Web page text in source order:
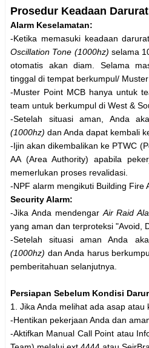
Prosedur Keadaan
Alarm Keselamatan:
-Ketika memasuki keadaan
Oscillation Tone (1000hz) selama
otomatis akan diam. Selama
tinggal di tempat berkumpul/
-Muster Point MCB hanya untuk
team untuk berkumpul di West &
-Setelah situasi aman, Anda
(1000hz) dan Anda dapat kembali
-Ijin akan dikembalikan ke PTWC
AA (Area Authority) apabila
memerlukan proses revalidasi.
-NPF alarm mengikuti Building Fire
Security Alarm:
-Jika Anda mendengarAir Raid
yang aman dan terproteksi "Avoid,
-Setelah situasi aman Anda
(1000hz) dan Anda harus
pemberitahuan selanjutnya.
Persiapan Sebelum Kondisi
1. Jika Anda melihat ada asap atau
-Hentikan pekerjaan Anda dan
-Aktifkan Manual Call Point atau